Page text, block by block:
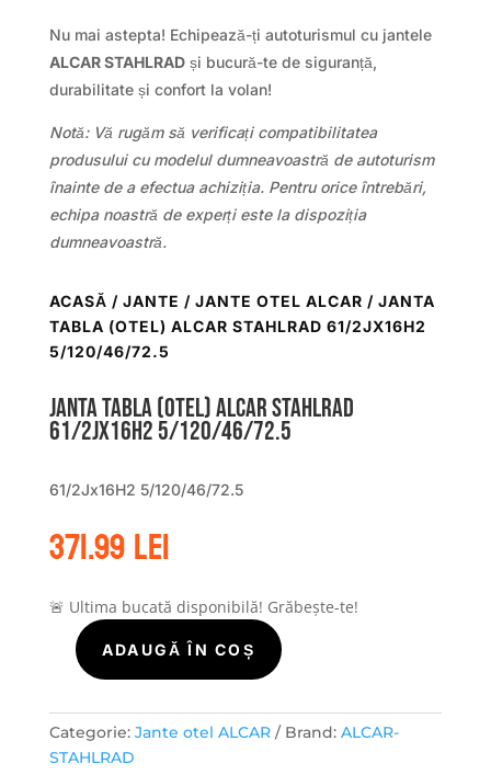
Nu mai astepta! Echipează-ți autoturismul cu jantele
ALCAR STAHLRADși bucură-te de siguranță,
durabilitate și confort la volan!
Notă: Vă rugăm să verificați compatibilitatea
produsului cu modelul dumneavoastră de autoturism
înainte de a efectua achiziția. Pentru orice întrebări,
echipa noastră de experți este la dispoziția
dumneavoastră.
ACASĂ / JANTE / JANTE OTEL ALCAR / JANTA
TABLA (OTEL) ALCAR STAHLRAD 61/2JX16H2
5/120/46/72.5
Janta tabla (otel) ALCAR STAHLRAD
61/2Jx16H2 5/120/46/72.5
61/2Jx16H2 5/120/46/72.5
371.99lei
🚨 Ultima bucată disponibilă! Grăbește-te!
Cantitate
tabla
(otel)
ALCAR
ADAUGĂ ÎN COȘ
Categorie: Jante otel ALCAR Brand: ALCAR-
STAHLRAD